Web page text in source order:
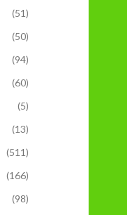
(51)
(50)
(94)
(60)
(5)
(13)
(511)
(166)
(98)